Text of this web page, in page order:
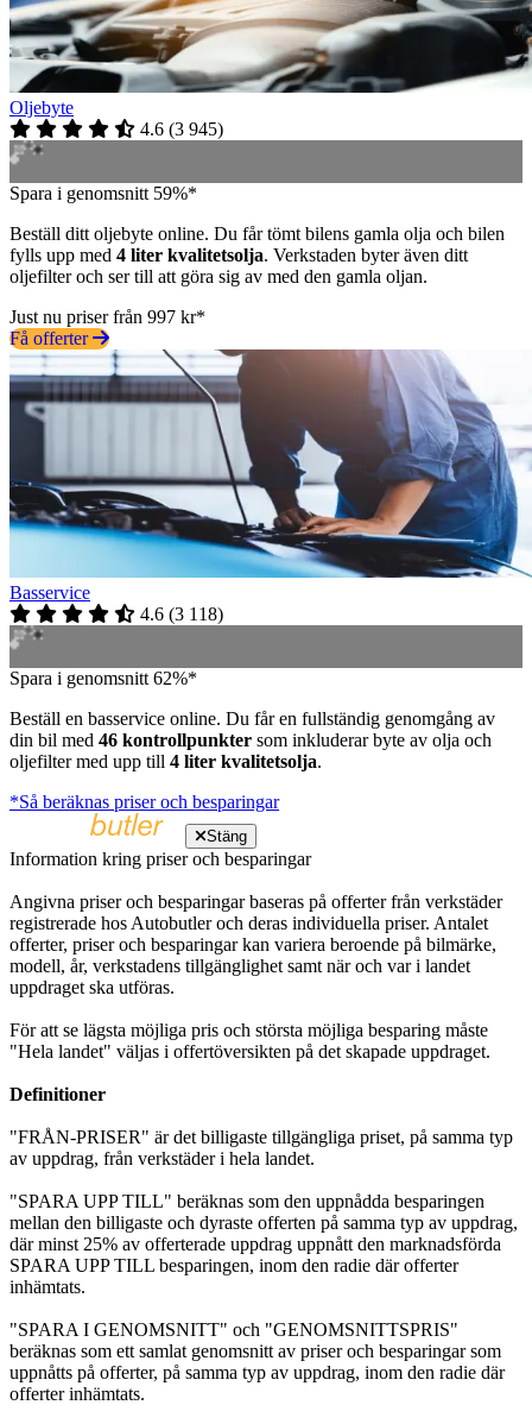
Oljebyte
4.6 (3 945)
Spara i genomsnitt 59%*
Beställ ditt oljebyte online. Du får tömt bilens gamla olja och bilen
fylls upp med 4 liter kvalitetsolja. Verkstaden byter även ditt
oljefilter och ser till att göra sig av med den gamla oljan.
Just nu priser från 997 kr*
Få offerter
Basservice
4.6 (3 118)
Spara i genomsnitt 62%*
Beställ en basservice online. Du får en fullständig genomgång av
din bil med 46 kontrollpunkter som inkluderar byte av olja och
oljefilter med upp till 4 liter kvalitetsolja.
*Så beräknas priser och besparingar
Stäng
Information kring priser och besparingar
Angivna priser och besparingar baseras på offerter från verkstäder
registrerade hos Autobutler och deras individuella priser. Antalet
offerter, priser och besparingar kan variera beroende på bilmärke,
modell, år, verkstadens tillgänglighet samt när och var i landet
uppdraget ska utföras.
För att se lägsta möjliga pris och största möjliga besparing måste
"Hela landet" väljas i offertöversikten på det skapade uppdraget.
Definitioner
"FRÅN-PRISER" är det billigaste tillgängliga priset, på samma typ
av uppdrag, från verkstäder i hela landet.
"SPARA UPP TILL" beräknas som den uppnådda besparingen
mellan den billigaste och dyraste offerten på samma typ av uppdrag,
där minst 25% av offerterade uppdrag uppnått den marknadsförda
SPARA UPP TILL besparingen, inom den radie där offerter
inhämtats.
"SPARA I GENOMSNITT" och "GENOMSNITTSPRIS"
beräknas som ett samlat genomsnitt av priser och besparingar som
uppnåtts på offerter, på samma typ av uppdrag, inom den radie där
offerter inhämtats.